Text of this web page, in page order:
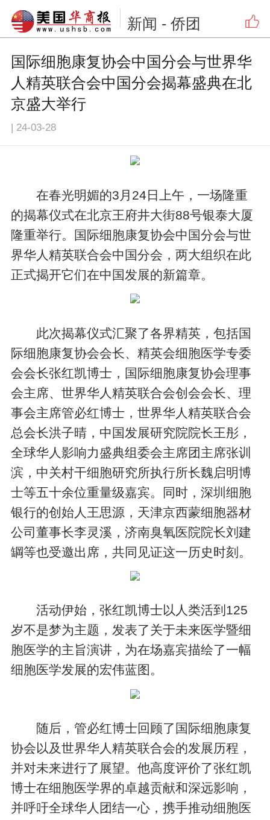
新闻 - 侨团
国际细胞康复协会中国分会与世界华
人精英联合会中国分会揭幕盛典在北
京盛大举行
| 24-03-28
在春光明媚的3月24日上午，一场隆重
的揭幕仪式在北京王府井大街88号银泰大厦
隆重举行。国际细胞康复协会中国分会与世
界华人精英联合会中国分会，两大组织在此
正式揭开它们在中国发展的新篇章。
此次揭幕仪式汇聚了各界精英，包括国
际细胞康复协会会长、精英会细胞医学专委
会会长张红凯博士，国际细胞康复协会理事
会主席、世界华人精英联合会创会会长、理
事会主席管必红博士，世界华人精英联合会
总会长洪子晴，中国发展研究院院长王彤，
全球华人影响力盛典组委会主席团主席张训
滨，中关村干细胞研究所执行所长魏启明博
士等五十余位重量级嘉宾。同时，深圳细胞
银行的创始人王思源，天津京西蒙细胞器材
公司董事长李灵溪，济南臭氧医院院长刘建
罁等也受邀出席，共同见证这一历史时刻。
活动伊始，张红凯博士以人类活到125
岁不是梦为主题，发表了关于未来医学暨细
胞医学的主旨演讲，为在场嘉宾描绘了一幅
细胞医学发展的宏伟蓝图。
随后，管必红博士回顾了国际细胞康复
协会以及世界华人精英联合会的发展历程，
并对未来进行了展望。他高度评价了张红凯
博士在细胞医学界的卓越贡献和深远影响，
并呼吁全球华人团结一心，携手推动细胞医